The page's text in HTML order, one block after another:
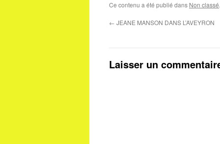
EULRY récital à l'Église de
17 octobre 20h30. Spectacle…
Ce contenu a été publié dans Non classé
← JEANE MANSON DANS L’AVEYRON
Laisser un